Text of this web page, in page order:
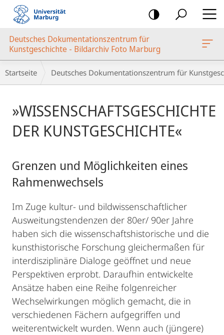
Mobile-
Navigation
Marburg
Deutsches Dokumentationszentrum für
Kunstgeschichte - Bildarchiv Foto Marburg
Breadcrumb-
Navigation
Startseite Deutsches Dokumentationszentrum für
»WISSENSCHAFTSGESCHICHTE
DER KUNSTGESCHICHTE«
Grenzen und Möglichkeiten eines
Rahmenwechsels
Im Zuge kultur- und bildwissenschaftlicher
Ausweitungstendenzen der 80er/ 90er Jahre
haben sich die wissenschaftshistorische und die
kunsthistorische Forschung gleichermaßen für
interdisziplinäre Dialoge geöffnet und neue
Perspektiven erprobt. Daraufhin entwickelte
Ansätze haben eine Reihe folgenreicher
Wechselwirkungen möglich gemacht, die in
verschiedenen Fächern aufgegriffen und
weiterentwickelt wurden. Wenn auch (jüngere)